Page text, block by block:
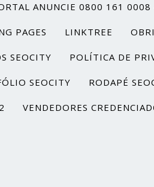
ANUNCIE 0800 161
PAGES LINKTREE
SEOCITY POLÍTICA DE
SEOCITY RODAPÉ
VENDEDORES